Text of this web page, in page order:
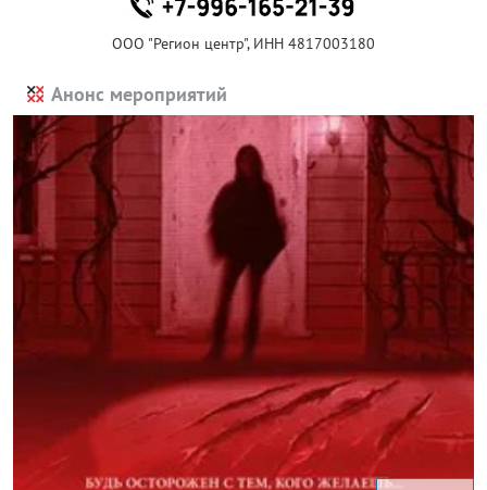
ООО "Регион центр", ИНН 4817003180
Анонс мероприятий